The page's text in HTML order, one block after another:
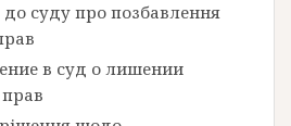
суду про позбавлення
в суд о лишении